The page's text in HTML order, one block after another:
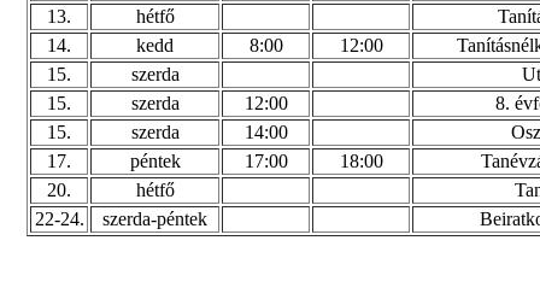
13.
hétfő
14.
kedd 8:00 12:00
15.
szerda
15.
szerda 12:00
8.
15.
szerda 14:00
17.
péntek 17:00 18:00
20.
hétfő
22-24.
szerda-péntek